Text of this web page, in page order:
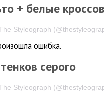
+ белые
Styleograph
ошибка.
серого
Styleograph